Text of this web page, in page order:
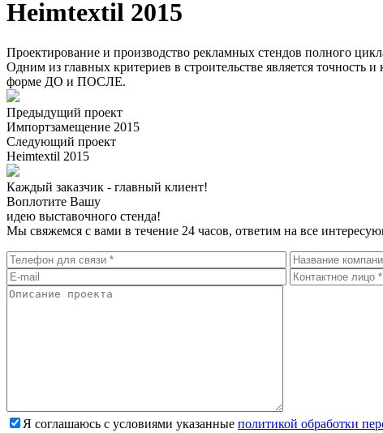
Heimtextil 2015
Проектирование и производство рекламных стендов полного
Одним из главных критериев в строительстве является точность
форме ДО и ПОСЛЕ.
Предыдущий проект
Импортзамещение 2015
Следующий проект
Heimtextil 2015
Каждый заказчик - главный клиент!
Воплотите Вашу
идею выставочного стенда!
Мы свяжемся с вами в течение 24 часов, ответим на все
Я соглашаюсь с условиями указанные политикой обработки